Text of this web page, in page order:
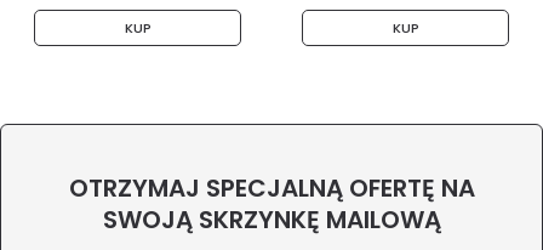
KUP KUP
OTRZYMAJ SPECJALNĄ OFERTĘ NA
SWOJĄ SKRZYNKĘ MAILOWĄ